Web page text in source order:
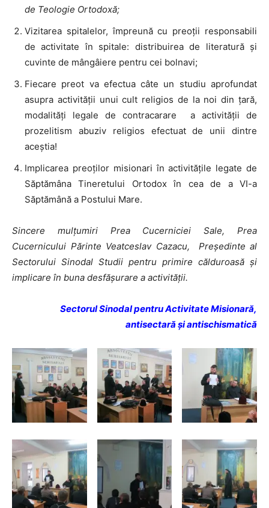
de Teologie Ortodoxă;
Vizitarea spitalelor, împreună cu preoții responsabili
de activitate în spitale: distribuirea de literatură și
cuvinte de mângâiere pentru cei bolnavi;
Fiecare preot va efectua câte un studiu aprofundat
asupra activității unui cult religios de la noi din țară,
modalități legale de contracarare a activității de
prozelitism abuziv religios efectuat de unii dintre
aceștia!
Implicarea preoților misionari în activitățile legate de
Săptămâna Tineretului Ortodox în cea de a VI-a
Săptămână a Postului Mare.
Sincere mulțumiri Prea Cucerniciei Sale, Prea
Cucernicului Părinte Veatceslav Cazacu, Președinte al
Sectorului Sinodal Studii pentru primire călduroasă și
implicare în buna desfășurare a activității.
Sectorul Sinodal pentru Activitate Misionară,
antisectară și antischismatică